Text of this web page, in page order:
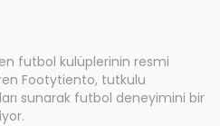
futbol kulüplerinin resmi
Footytiento, tutkulu
sunarak futbol deneyimini bir